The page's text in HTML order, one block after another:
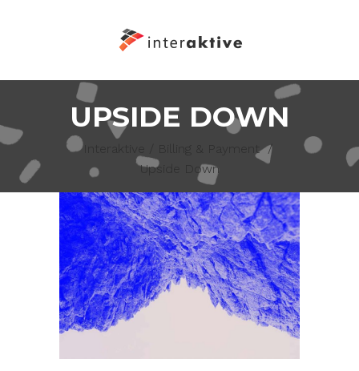
UPSIDE DOWN
Interaktive Billing & Payment /
Upside Down